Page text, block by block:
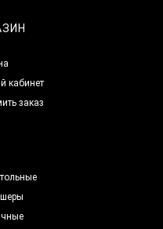
кабинет
заказ